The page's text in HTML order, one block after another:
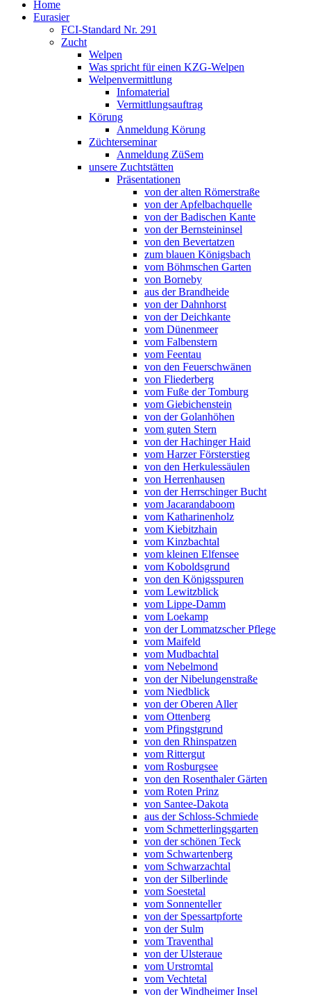
Home
Eurasier
FCI-Standard Nr. 291
Zucht
Welpen
Was spricht für einen KZG-Welpen
Welpenvermittlung
Infomaterial
Vermittlungsauftrag
Körung
Anmeldung Körung
Züchterseminar
Anmeldung ZüSem
unsere Zuchtstätten
Präsentationen
von der alten Römerstraße
von der Apfelbachquelle
von der Badischen Kante
von der Bernsteininsel
von den Bevertatzen
zum blauen Königsbach
vom Böhmschen Garten
von Borneby
aus der Brandheide
von der Dahnhorst
von der Deichkante
vom Dünenmeer
vom Falbenstern
vom Feentau
von den Feuerschwänen
von Fliederberg
vom Fuße der Tomburg
vom Giebichenstein
von der Golanhöhen
vom guten Stern
von der Hachinger Haid
vom Harzer Försterstieg
von den Herkulessäulen
von Herrenhausen
von der Herrschinger Bucht
vom Jacarandaboom
vom Katharinenholz
vom Kiebitzhain
vom Kinzbachtal
vom kleinen Elfensee
vom Koboldsgrund
von den Königsspuren
vom Lewitzblick
vom Lippe-Damm
vom Loekamp
von der Lommatzscher Pflege
vom Maifeld
vom Mudbachtal
vom Nebelmond
von der Nibelungenstraße
vom Niedblick
von der Oberen Aller
vom Ottenberg
vom Pfingstgrund
von den Rhinspatzen
vom Rittergut
vom Rosburgsee
von den Rosenthaler Gärten
vom Roten Prinz
von Santee-Dakota
aus der Schloss-Schmiede
vom Schmetterlingsgarten
von der schönen Teck
vom Schwartenberg
vom Schwarzachtal
von der Silberlinde
vom Soestetal
vom Sonnenteller
von der Spessartpforte
von der Sulm
vom Traventhal
von der Ulsteraue
vom Urstromtal
vom Vechtetal
von der Windheimer Insel